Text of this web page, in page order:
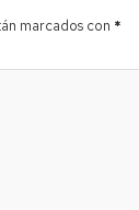
marcados con *